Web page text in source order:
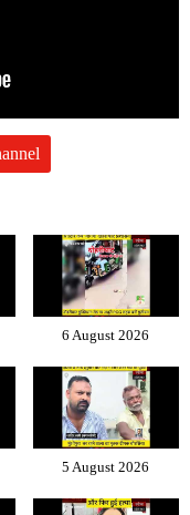
6 August 2026
5 August 2026